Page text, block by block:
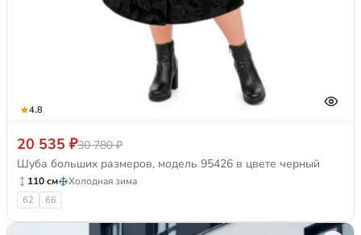
4.8
20 535 ₽30 780 ₽
Шуба больших размеров, модель 95426 в цвете черный
110 см Холодная зима
62 66